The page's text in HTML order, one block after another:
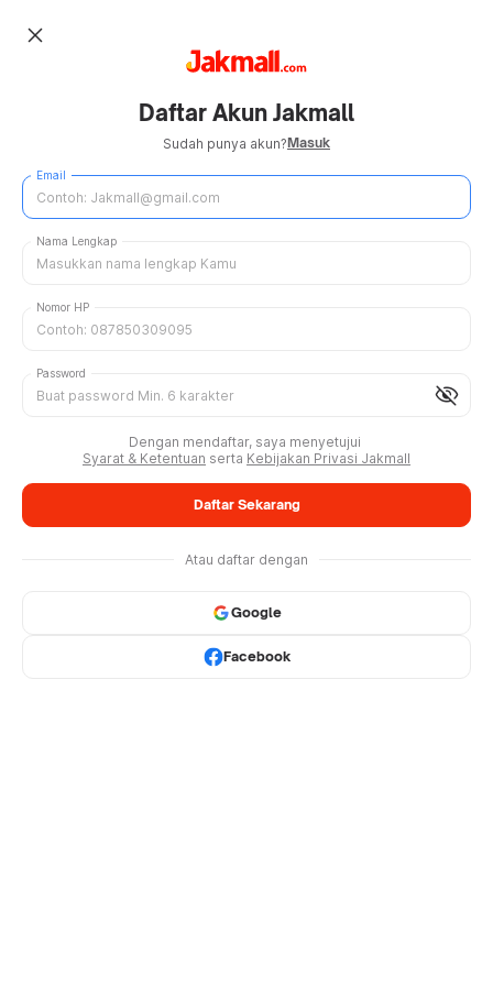
close
Daftar Akun Jakmall
Sudah punya akun?Masuk
Email
Nama Lengkap
Nomor HP
visibility_off
Password
Dengan mendaftar, saya menyetujui
Syarat & Ketentuan serta Kebijakan Privasi Jakmall
Daftar Sekarang
Atau daftar dengan
Google
Facebook